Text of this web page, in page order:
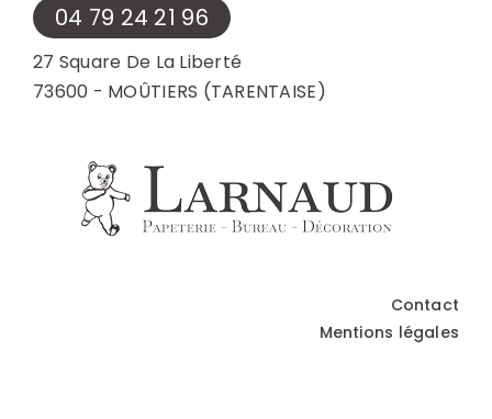
04 79 24 21 96
27 Square De La Liberté
73600 - MOÛTIERS (TARENTAISE)
Contact
Mentions légales